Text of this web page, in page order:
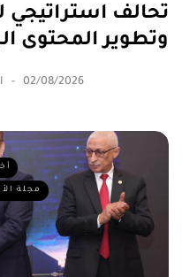
تحالف استراتيجي
وتطوير المحتوى
02/08/2026
مجلة